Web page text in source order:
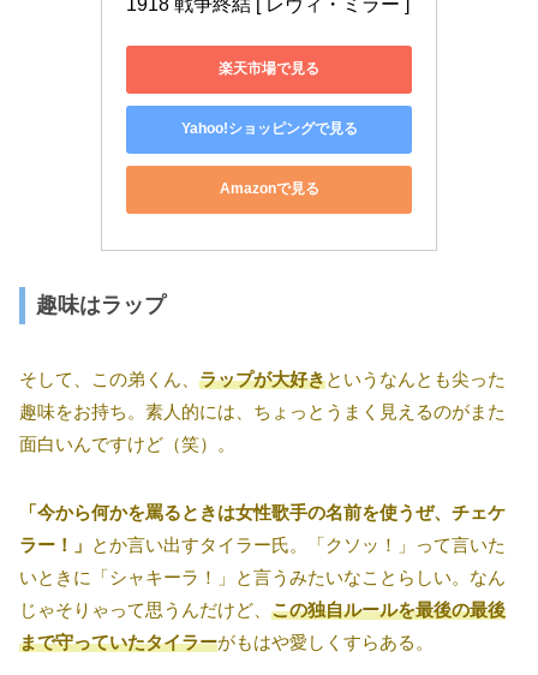
楽天市場で見る
Yahoo!ショッピングで見る
Amazonで見る
趣味はラップ
そして、この弟くん、 ラップが大好きというなんとも尖った
趣味をお持ち。素人的には、ちょっとうまく見えるのがまた
面白いんですけど（笑）。
「今から何かを罵るときは女性歌手の名前を使うぜ、チェケ
ラー！」 とか言い出すタイラー氏。「クソッ！」って言いた
いときに「シャキーラ！」と言うみたいなことらしい。なん
じゃそりゃって思うんだけど、 この独自ルールを最後の最後
まで守っていたタイラーがもはや愛しくすらある。